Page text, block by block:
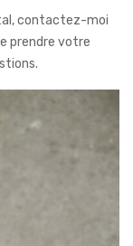
contactez-moi
prendre votre